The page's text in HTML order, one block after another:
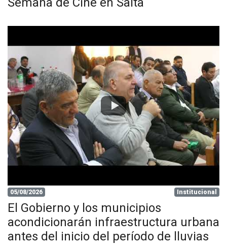
05/08/2026 Institucional
El Gobierno y los municipios
acondicionarán infraestructura urbana
antes del inicio del período de lluvias